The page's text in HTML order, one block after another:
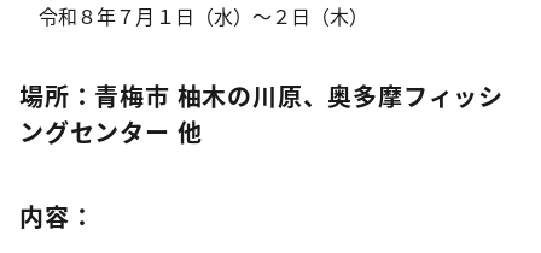
令和８年７月１日（水）～２日（木）
場所：青梅市 柚木の川原、奥多摩フィッシ
ングセンター 他
内容：